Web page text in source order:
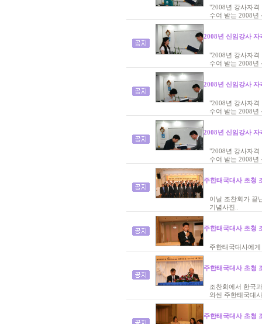
"2008년 강사자격
수여 받는 2008년
2008년 신임강사
"2008년 강사자격
수여 받는 2008년
2008년 신임강사
"2008년 강사자격
수여 받는 2008년
2008년 신임강사
"2008년 강사자격
수여 받는 2008년
주한태국대사 초청
이날 조찬회가 끝
기념사진..
주한태국대사 초청
주한태국대사에
주한태국대사 초청
조찬회에서 한국
와씬 주한태국대
주한태국대사 초청